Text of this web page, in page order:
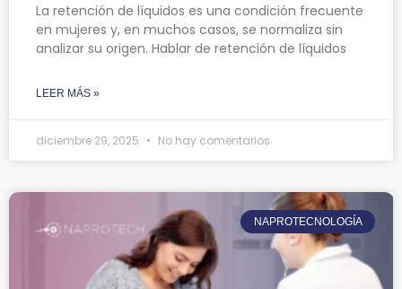
La retención de líquidos es una condición frecuente
en mujeres y, en muchos casos, se normaliza sin
analizar su origen. Hablar de retención de líquidos
LEER MÁS »
diciembre 29, 2025 No hay comentarios
NAPROTECNOLOGÍA